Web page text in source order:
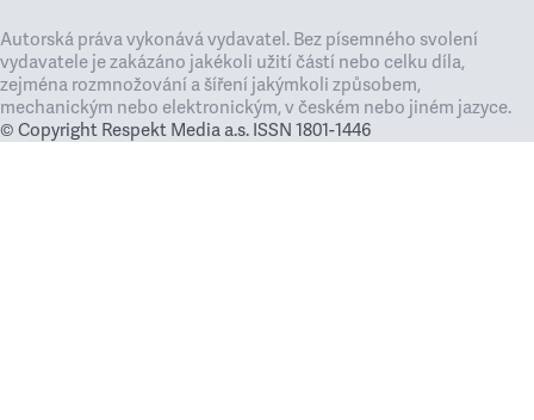
Autorská práva vykonává vydavatel. Bez písemného svolení
vydavatele je zakázáno jakékoli užití částí nebo celku díla,
zejména rozmnožování a šíření jakýmkoli způsobem,
mechanickým nebo elektronickým, v českém nebo jiném jazyce.
© Copyright Respekt Media a.s. ISSN 1801-1446